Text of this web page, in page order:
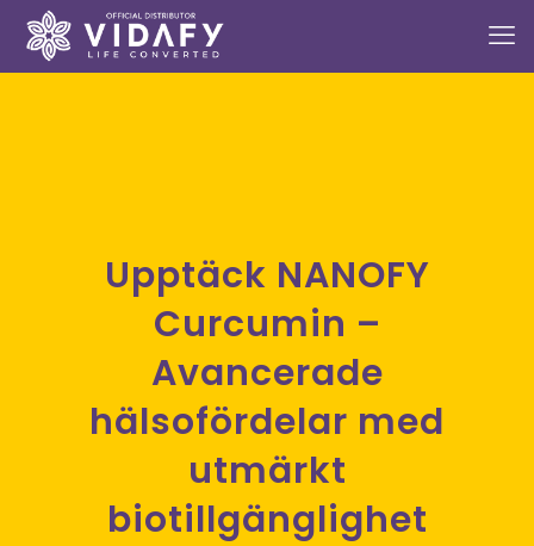
Upptäck NANOFY
Curcumin –
Avancerade
hälsofördelar med
utmärkt
biotillgänglighet